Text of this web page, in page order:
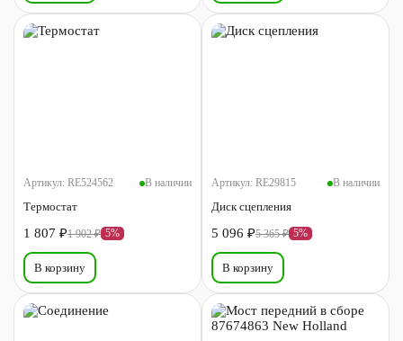
Артикул: RE524562 В наличии
Термостат
1 807 ₽1 902 ₽ 5%
В корзину
Артикул: RE29815 В наличии
Диск сцепления
5 096 ₽5 365 ₽ 5%
В корзину